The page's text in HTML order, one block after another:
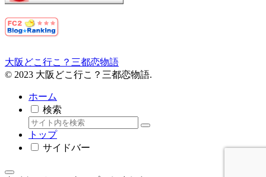
大阪どこ行こ？三都恋物語
© 2023 大阪どこ行こ？三都恋物語.
ホーム
検索
トップ
サイドバー